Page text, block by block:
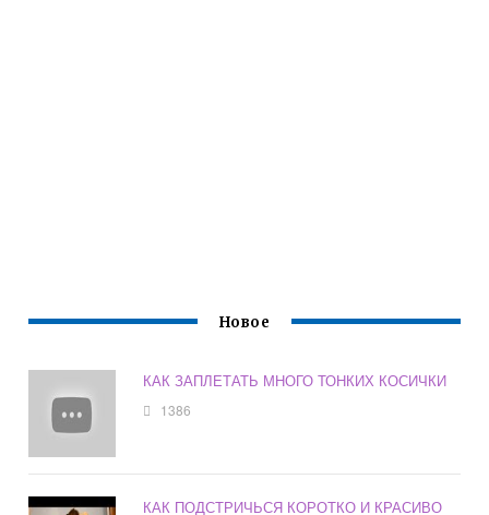
Новое
КАК ЗАПЛЕТАТЬ МНОГО ТОНКИХ КОСИЧКИ
1386
КАК ПОДСТРИЧЬСЯ КОРОТКО И КРАСИВО